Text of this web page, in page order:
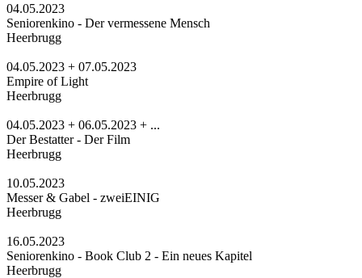
04.05.2023
Seniorenkino - Der vermessene Mensch
Heerbrugg
04.05.2023 + 07.05.2023
Empire of Light
Heerbrugg
04.05.2023 + 06.05.2023 + ...
Der Bestatter - Der Film
Heerbrugg
10.05.2023
Messer & Gabel - zweiEINIG
Heerbrugg
16.05.2023
Seniorenkino - Book Club 2 - Ein neues Kapitel
Heerbrugg